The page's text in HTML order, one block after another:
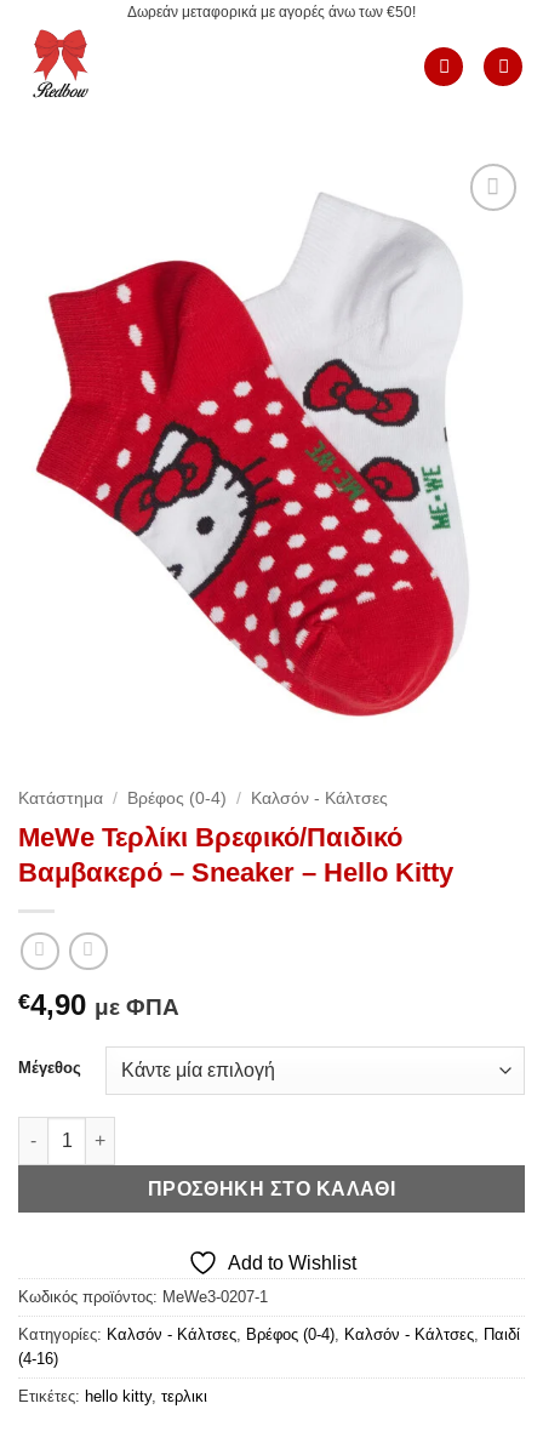
περιεχόμενο
Δωρεάν μεταφορικά με αγορές άνω των €50!
Wishlist
Κατάστημα / Βρέφος (0-4) / Καλσόν - Κάλτσες
MeWe Τερλίκι Βρεφικό/Παιδικό
Βαμβακερό – Sneaker – Hello Kitty
€4,90 με ΦΠΑ
Μέγεθος
MeWe Τερλίκι Βρεφικό/Παιδικό Βαμβακερό – Sneaker - Hello
ΠΡΟΣΘΉΚΗ ΣΤΟ ΚΑΛΆΘΙ
Add to Wishlist
Κωδικός προϊόντος: MeWe3-0207-1
Κατηγορίες: Καλσόν - Κάλτσες Βρέφος (0-4) Καλσόν - Κάλτσες
Παιδί
(4-16)
Ετικέτες: hello kitty, τερλικι